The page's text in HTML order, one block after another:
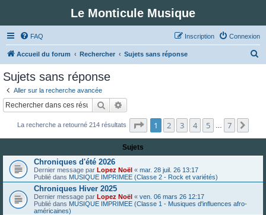
Le Monticule Musique
FAQ Connexion
Inscription
Accueil du forum Rechercher Sujets sans réponse
c
r
Sujets sans réponse
Aller sur la recherche avancée
Rechercher
La recherche a retourné 214 résultats Page sur7
1 2 3 4 5 7
Sujets
Chroniques d'été 2026
Dernier message par Lopez Noël « mar. 28 juil. 26 13:17
Publié dans MUSIQUE IMPRIMEE (Classe 2 - Rock et variétés)
Chroniques Hiver 2025
Dernier message par Lopez Noël « ven. 06 mars 26 12:17
Publié dans MUSIQUE IMPRIMEE (Classe 1 - Musiques d'influences afro-
américaines)